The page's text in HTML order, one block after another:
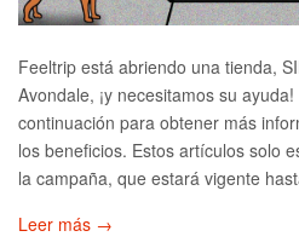
Feeltrip está abriendo una tienda,
Avondale, ¡y necesitamos su
continuación para obtener más
los beneficios. Estos artículos solo
la campaña, que estará vigente
Leer más →